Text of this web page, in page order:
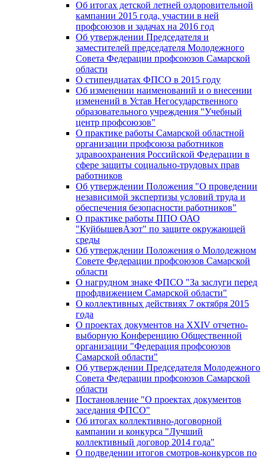
Об итогах детской летней оздоровительной
кампании 2015 года, участии в ней
профсоюзов и задачах на 2016 год
Об утверждении Председателя и
заместителей председателя Молодежного
Совета Федерации профсоюзов Самарской
области
О стипендиатах ФПСО в 2015 году
Об изменении наименований и о внесении
изменений в Устав Негосударственного
образовательного учреждения "Учебный
центр профсоюзов"
О практике работы Самарской областной
организации профсоюза работников
здравоохранения Российской Федерации в
сфере защиты социально-трудовых прав
работников
Об утверждении Положения "О проведении
независимой экспертизы условий труда и
обеспечения безопасности работников"
О практике работы ППО ОАО
"КуйбышевАзот" по защите окружающей
среды
Об утверждении Положения о Молодежном
Совете Федерации профсоюзов Самарской
области
О нагрудном знаке ФПСО "За заслуги перед
профдвижением Самарской области"
О коллективных действиях 7 октября 2015
года
О проектах документов на XXIV отчетно-
выборную Конференцию Общественной
организации "Федерация профсоюзов
Самарской области"
Об утверждении Председателя Молодежного
Совета Федерации профсоюзов Самарской
области
Постановление "О проектах документов
заседания ФПСО"
Об итогах коллективно-договорной
кампании и конкурса "Лучший
коллективный договор 2014 года"
О подведении итогов смотров-конкурсов по